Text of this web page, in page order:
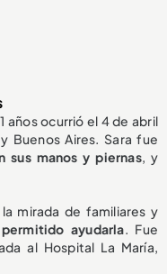
años ocurrió el 4 de abril
Buenos Aires. Sara fue
sus manos y piernas, y
mirada de familiares y
ayudarla. Fue
al Hospital La María,